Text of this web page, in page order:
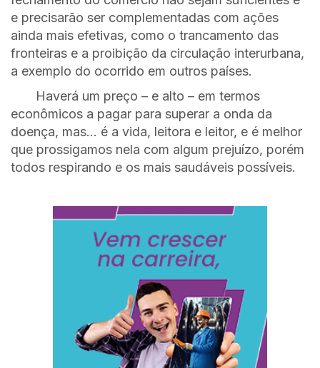
e precisarão ser complementadas com ações
ainda mais efetivas, como o trancamento das
fronteiras e a proibição da circulação interurbana,
a exemplo do ocorrido em outros países.
Haverá um preço – e alto – em termos
econômicos a pagar para superar a onda da
doença, mas… é a vida, leitora e leitor, e é melhor
que prossigamos nela com algum prejuízo, porém
todos respirando e os mais saudáveis possíveis.